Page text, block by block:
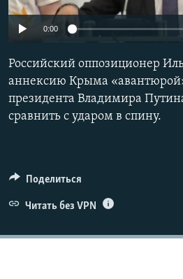
ПОБЕДИТЕЛЕЙ НЕ СУДЯТ?
ELIFBE
УКРАИНСКАЯ ПРОБЛЕМА КРЫМА
ПРИСОЕДИНЯЙТЕСЬ!
Все сайты RFE/RL
0:00
Российский оппозиционер
аннексию Крыма
президента Владимира
сравнить с ударом в спину.
Поделиться
Читать без VPN